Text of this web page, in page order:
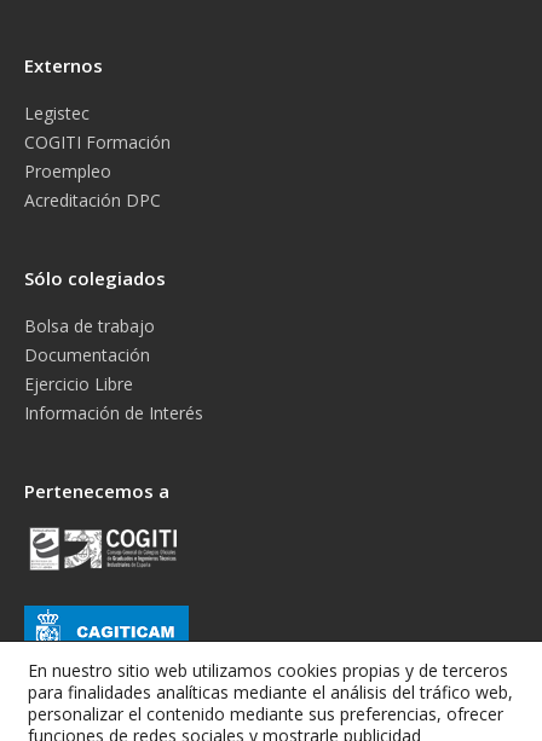
Externos
Legistec
COGITI Formación
Proempleo
Acreditación DPC
Sólo colegiados
Bolsa de trabajo
Documentación
Ejercicio Libre
Información de Interés
Pertenecemos a
En nuestro sitio web utilizamos cookies propias y de terceros
para finalidades analíticas mediante el análisis del tráfico web,
personalizar el contenido mediante sus preferencias, ofrecer
funciones de redes sociales y mostrarle publicidad